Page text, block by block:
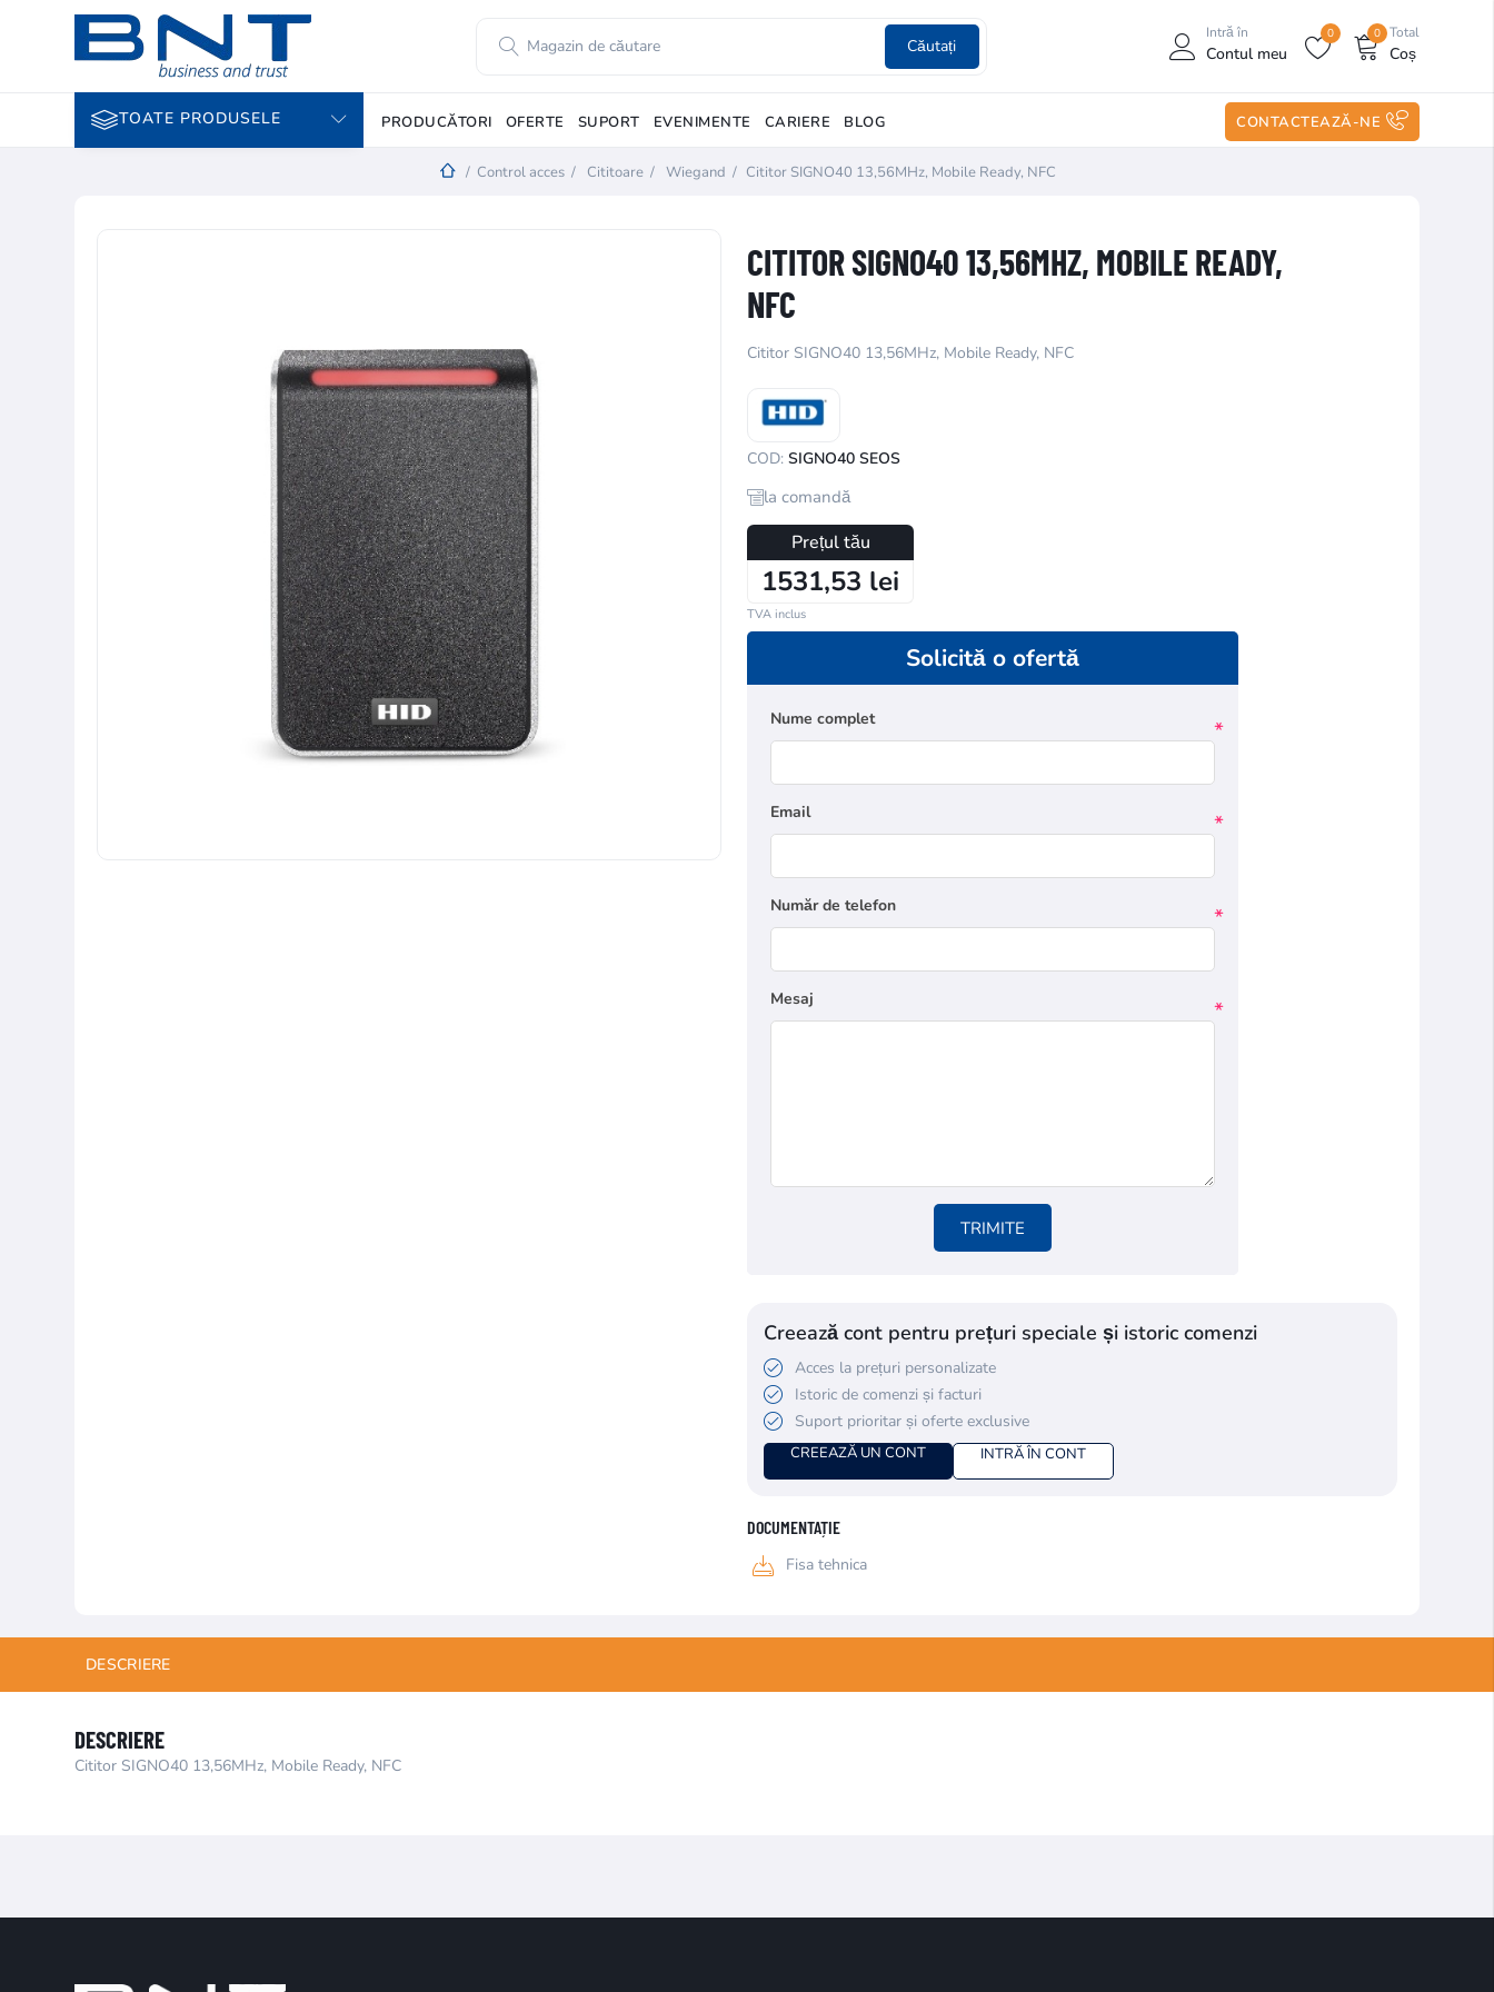
Căutați
Intră în
Contul meu
0 Total
Coș
0
TOATE PRODUSELE PRODUCĂTORI OFERTE SUPORT EVENIMENTE CARIERE BLOG CONTACTEAZĂ-NE
/ Control acces / Cititoare / Wiegand / Cititor SIGNO40 13,56MHz, Mobile Ready, NFC
CITITOR SIGNO40 13,56MHZ, MOBILE READY,
NFC
Cititor SIGNO40 13,56MHz, Mobile Ready, NFC
COD: SIGNO40 SEOS
la comandă
Prețul tău
1531,53 lei
TVA inclus
Solicită o ofertă
Nume complet *
Email *
Număr de telefon *
Mesaj *
TRIMITE
Creează cont pentru prețuri speciale și istoric comenzi
Acces la prețuri personalizate
Istoric de comenzi și facturi
Suport prioritar și oferte exclusive
CREEAZĂ UN CONT INTRĂ ÎN CONT
DOCUMENTAȚIE
Fisa tehnica
DESCRIERE
DESCRIERE
Cititor SIGNO40 13,56MHz, Mobile Ready, NFC